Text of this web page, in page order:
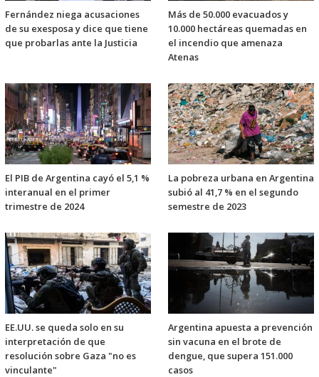
Fernández niega acusaciones
de su exesposa y dice que tiene
que probarlas ante la Justicia
Más de 50.000 evacuados y
10.000 hectáreas quemadas en
el incendio que amenaza
Atenas
El PIB de Argentina cayó el 5,1 %
interanual en el primer
trimestre de 2024
La pobreza urbana en Argentina
subió al 41,7 % en el segundo
semestre de 2023
EE.UU. se queda solo en su
interpretación de que
resolución sobre Gaza "no es
vinculante"
Argentina apuesta a prevención
sin vacuna en el brote de
dengue, que supera 151.000
casos